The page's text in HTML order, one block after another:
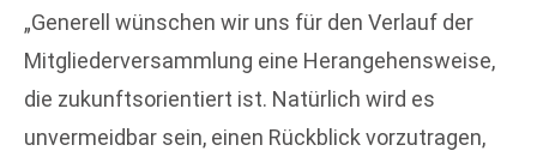
„Generell wünschen wir uns für den Verlauf der
Mitgliederversammlung eine Herangehensweise,
die zukunftsorientiert ist. Natürlich wird es
unvermeidbar sein, einen Rückblick vorzutragen,